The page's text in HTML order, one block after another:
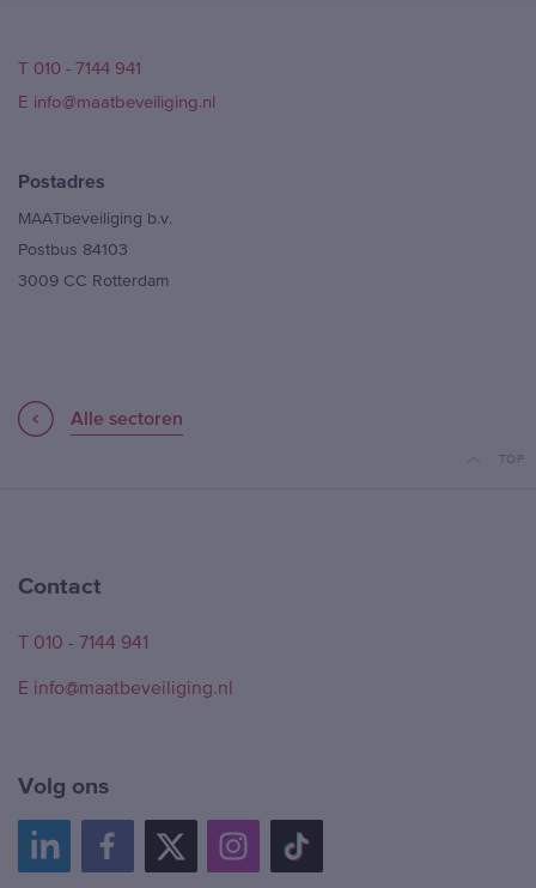
T 010 - 7144 941
E info@maatbeveiliging.nl
Postadres
MAATbeveiliging b.v.
Postbus 84103
3009 CC Rotterdam
Alle sectoren
TOP
Contact
T 010 - 7144 941
E info@maatbeveiliging.nl
Volg ons